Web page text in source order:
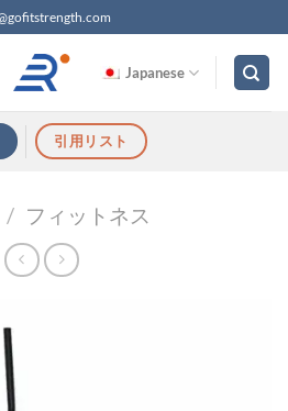
Japanese
引用リスト
/ フィットネス